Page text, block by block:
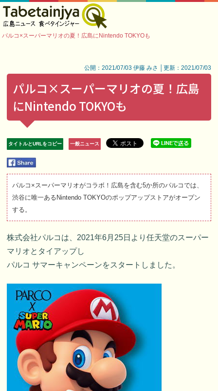
パルコ×スーパーマリオの夏！広島にNintendo TOKYOも
公開：2021/07/03 伊藤 みさ │更新：2021/07/03
パルコ×スーパーマリオの夏！広島
にNintendo TOKYOも
タイトルとURLをコピー 一般ニュース
パルコ×スーパーマリオがコラボ！広島を含む5か所のパルコでは、
渋谷に唯一あるNintendo TOKYOのポップアップストアがオープン
する。
株式会社パルコは、2021年6月25日より任天堂のスーパー
マリオとタイアップし
パルコ サマーキャンペーンをスタートしました。